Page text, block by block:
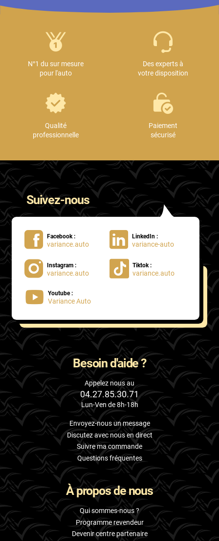
N°1 du sur mesure
pour l'auto
Des experts à
votre disposition
Qualité
professionnelle
Paiement
sécurisé
Suivez-nous
Facebook :
variance.auto
LinkedIn :
variance-auto
Instagram :
variance.auto
Tiktok :
variance.auto
Youtube :
Variance Auto
Besoin d'aide ?
Appelez nous au
04.27.85.30.71
Lun-Ven de 8h-18h
Envoyez-nous un message
Discutez avec nous en direct
Suivre ma commande
Questions fréquentes
À propos de nous
Qui sommes-nous ?
Programme revendeur
Devenir centre partenaire